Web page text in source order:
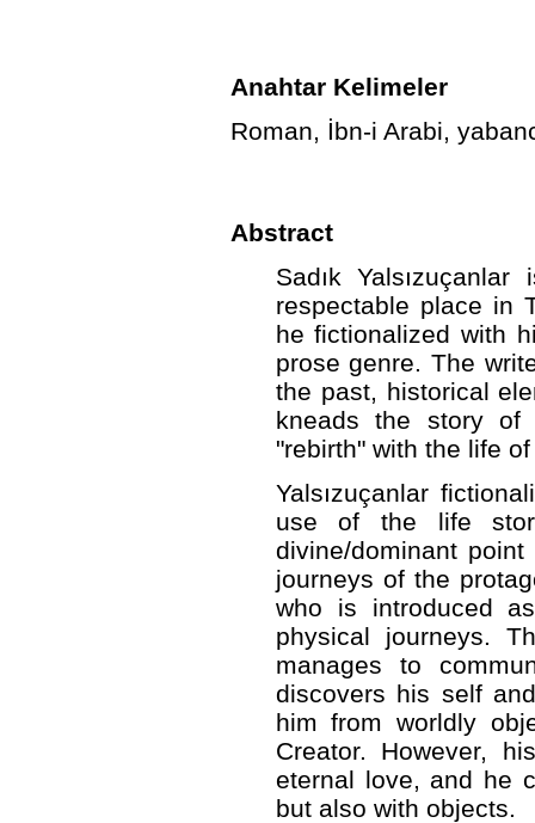
Anahtar Kelimeler
Roman, İbn-i Arabi,
Abstract
Sadık
respectable place in
he fictionalized with
prose genre. The
the past, historical
kneads the story of
"rebirth" with the life
Yalsızuçanlar
use of the life
divine/dominant
journeys of the
who is introduced
physical journeys.
manages to
discovers his self
him from worldly
Creator. However,
eternal love, and he
but also with objects.